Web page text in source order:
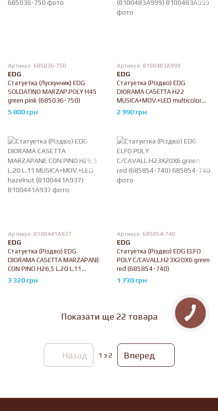
Артикул: 685036-750
EDG
Статуетка (Лускунчик) EDG
SOLDATINO MARZAP.POLY H45
green pink (685036-750)
5 800 грн
Артикул: 8100483A999
EDG
Статуетка (Різдво) EDG
DIORAMA CASETTA H22
MUSICA+MOV.+LED multicolor
(8100483A999)
2 990 грн
Артикул: 8100441A937
EDG
Статуетка (Різдво) EDG
DIORAMA CASETTA MARZAPANE
CON PINO H26,5 L.20 L.11
MUSICA+MOV.+LED hazelnut
(8100441A937)
3 320 грн
Артикул: 685854-740
EDG
Статуетка (Різдво) EDG ELFO
POLY C/CAVALL.H23X20X6 green
red (685854-740)
1 730 грн
Показати ще 22 товара
Назад 1 з 2 Вперед